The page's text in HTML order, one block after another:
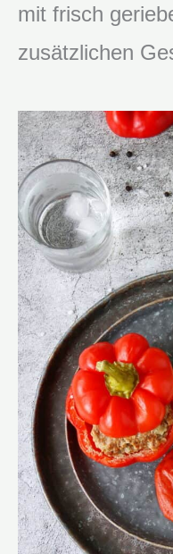
mit frisch
zusätzlichen